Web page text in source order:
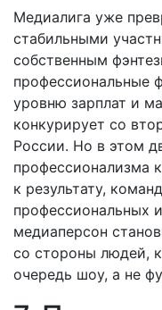
Медиалига уже
стабильными
собственным
профессиональные
уровню зарплат и
конкурирует со
России. Но в этом
профессионализма
к результату,
профессиональных
медиаперсон
со стороны людей,
очередь шоу, а не